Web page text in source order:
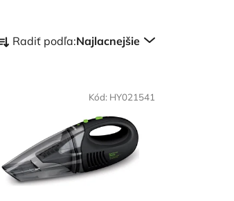
r
Radiť podľa:Najlacnejšie
Kód: HY021541